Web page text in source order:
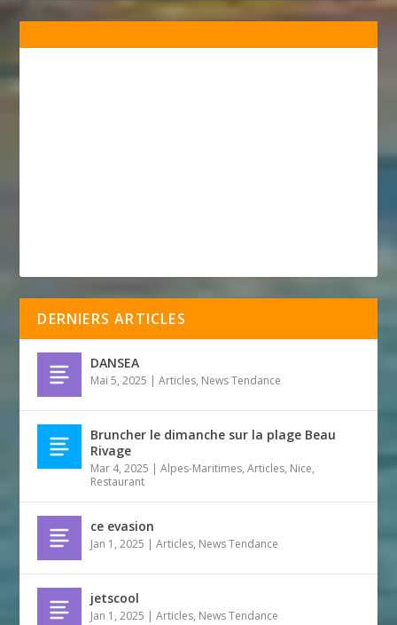
DERNIERS ARTICLES
DANSEA
Mai 5, 2025 |Articles, News Tendance
Bruncher le dimanche sur la plage Beau
Rivage
Mar 4, 2025 |Alpes-Maritimes,Articles, Nice,
Restaurant
ce evasion
Jan 1, 2025 |Articles, News Tendance
jetscool
Jan 1, 2025 |Articles, News Tendance